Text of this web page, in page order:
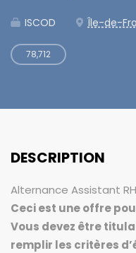
ISCOD Île-de-
78,712
DESCRIPTION
Alternance Assistant
Ceci est une offre
Vous devez être
remplir les critères